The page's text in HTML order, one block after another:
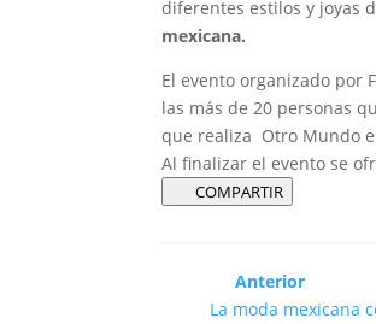
diferentes estilos y joyas
mexicana.
El evento organizado por
las más de 20 personas
que realiza Otro Mundo
Al finalizar el evento se
COMPARTIR
Anterior
La moda mexicana